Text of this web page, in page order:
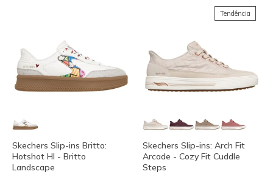
Skechers Slip-ins Britto:
Hotshot HI - Britto
Landscape
Tendência
Skechers Slip-ins: Arch Fit
Arcade - Cozy Fit Cuddle
Steps